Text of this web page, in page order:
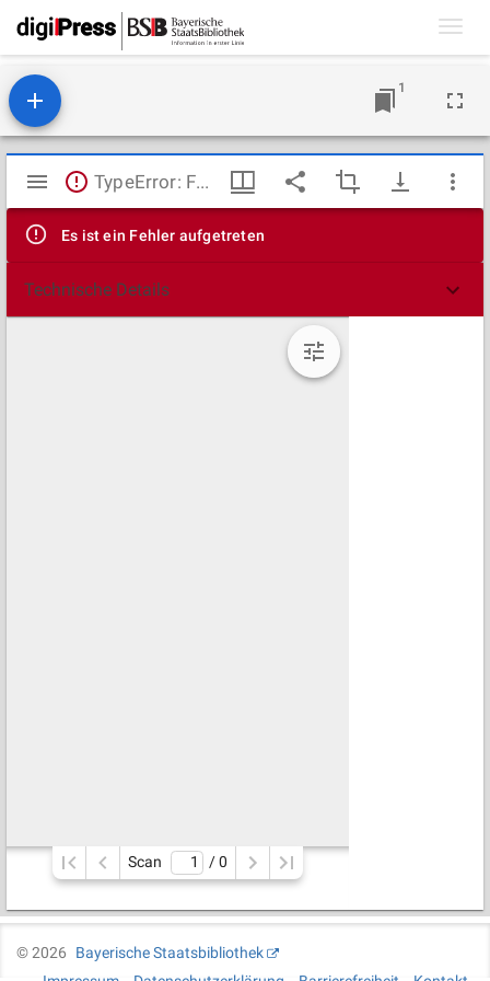
1
Mirador
Viewer
TypeError: Failed to fetch
Es ist ein Fehler aufgetreten
Technische Details
Scan / 0
©2026
Bayerische Staatsbibliothek